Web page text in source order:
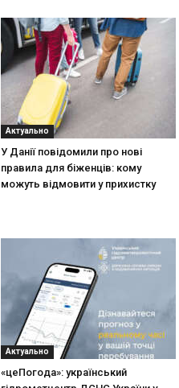
Актуально
У Данії повідомили про нові
правила для біженців: кому
можуть відмовити у прихистку
Актуально
«цеПогода»: український